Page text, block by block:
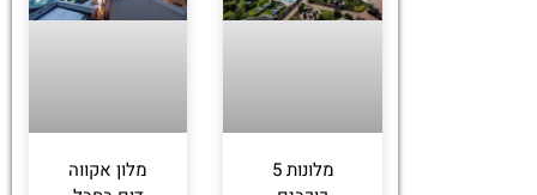
מלונות 5
מלון אקווה